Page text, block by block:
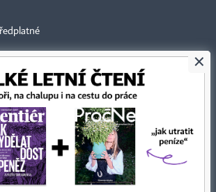
vydavatel. Bez písemného svolení vydavatele je
částí nebo celku díla, zejména rozmnožování a šíření
nebo elektronickým, v českém nebo
vydavatele je zakázáno též rozmnožování
×